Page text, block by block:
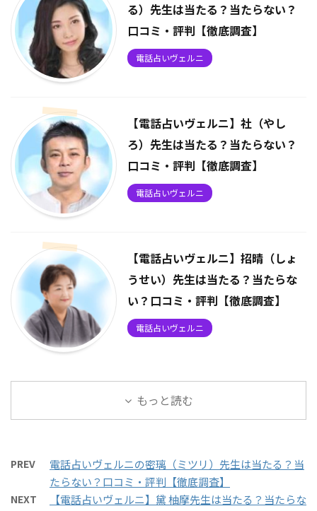
る）先生は当たる？当たらない？
口コミ・評判【徹底調査】
電話占いヴェルニ
【電話占いヴェルニ】社（やし
ろ）先生は当たる？当たらない？
口コミ・評判【徹底調査】
電話占いヴェルニ
【電話占いヴェルニ】招晴（しょ
うせい）先生は当たる？当たらな
い？口コミ・評判【徹底調査】
電話占いヴェルニ
もっと読む
PREV
電話占いヴェルニの密璃（ミツリ）先生は当たる？当
たらない？口コミ・評判【徹底調査】
NEXT
【電話占いヴェルニ】黛 柚摩先生は当たる？当たらな